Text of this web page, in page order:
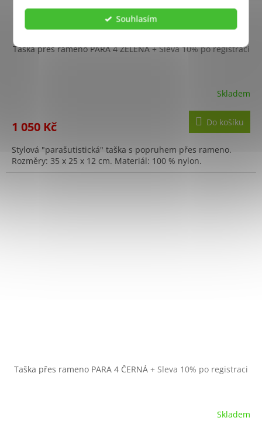
Souhlasím
Taška přes rameno PARA 4 ZELENÁ+ Sleva 10% po registraci
Skladem
1 050 Kč Do košíku
Stylová "parašutistická" taška s popruhem přes rameno.
Rozměry: 35 x 25 x 12 cm. Materiál: 100 % nylon.
Taška přes rameno PARA 4 ČERNÁ + Sleva 10% po registraci
Skladem